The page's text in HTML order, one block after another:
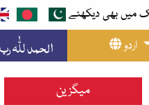
میں بھی دیکھئے
اردو
میگزین